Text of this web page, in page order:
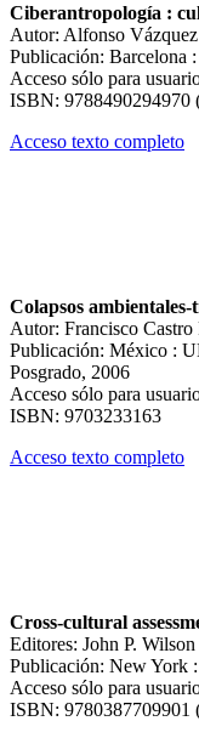
Ciberantropología :
Autor: Alfonso
Publicación: Barcelona
Acceso sólo para
ISBN: 9788490294970
Acceso texto completo
Colapsos
Autor: Francisco Castro
Publicación: México :
Posgrado, 2006
Acceso sólo para
ISBN: 9703233163
Acceso texto completo
Cross-cultural
Editores: John P.
Publicación: New York
Acceso sólo para
ISBN: 9780387709901